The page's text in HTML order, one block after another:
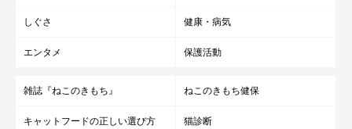
しぐさ 健康・病気
エンタメ 保護活動
雑誌『ねこのきもち』 ねこのきもち健保
キャットフードの正しい選び方 猫診断